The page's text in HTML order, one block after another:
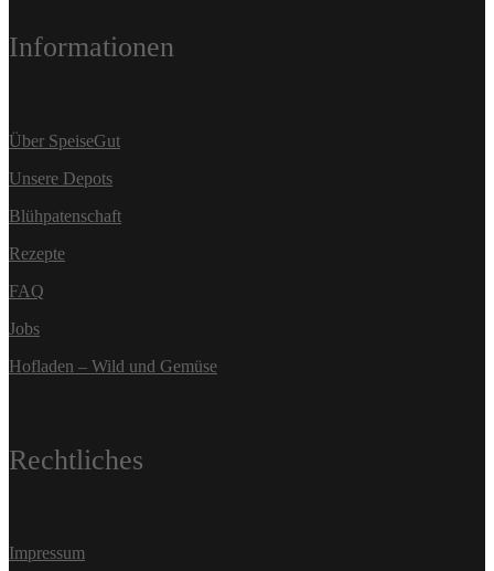
Informationen
Über SpeiseGut
Unsere Depots
Blühpatenschaft
Rezepte
FAQ
Jobs
Hofladen – Wild und Gemüse
Rechtliches
Impressum